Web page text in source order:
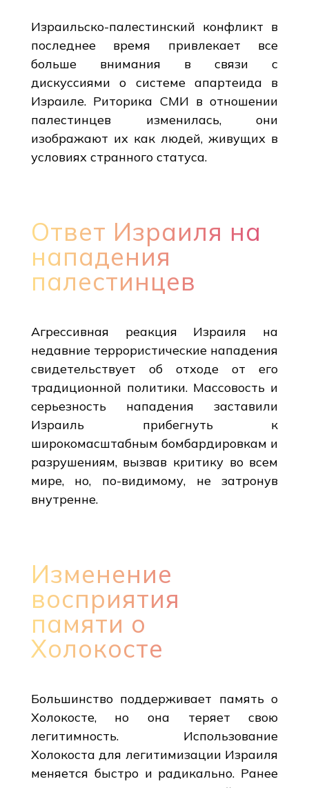
Израильско-палестинский конфликт в
последнее время привлекает все
больше внимания в связи с
дискуссиями о системе апартеида в
Израиле. Риторика СМИ в отношении
палестинцев изменилась, они
изображают их как людей, живущих в
условиях странного статуса.
Ответ Израиля на
нападения
палестинцев
Агрессивная реакция Израиля на
недавние террористические нападения
свидетельствует об отходе от его
традиционной политики. Массовость и
серьезность нападения заставили
Израиль прибегнуть к
широкомасштабным бомбардировкам и
разрушениям, вызвав критику во всем
мире, но, по-видимому, не затронув
внутренне.
Изменение
восприятия
памяти о
Холокосте
Большинство поддерживает память о
Холокосте, но она теряет свою
легитимность. Использование
Холокоста для легитимизации Израиля
меняется быстро и радикально. Ранее